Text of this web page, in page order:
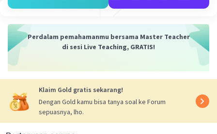
Perdalam pemahamanmu bersama Master Teacher
di sesi Live Teaching, GRATIS!
Klaim Gold gratis sekarang!
Dengan Gold kamu bisa tanya soal ke Forum
sepuasnya, lho.